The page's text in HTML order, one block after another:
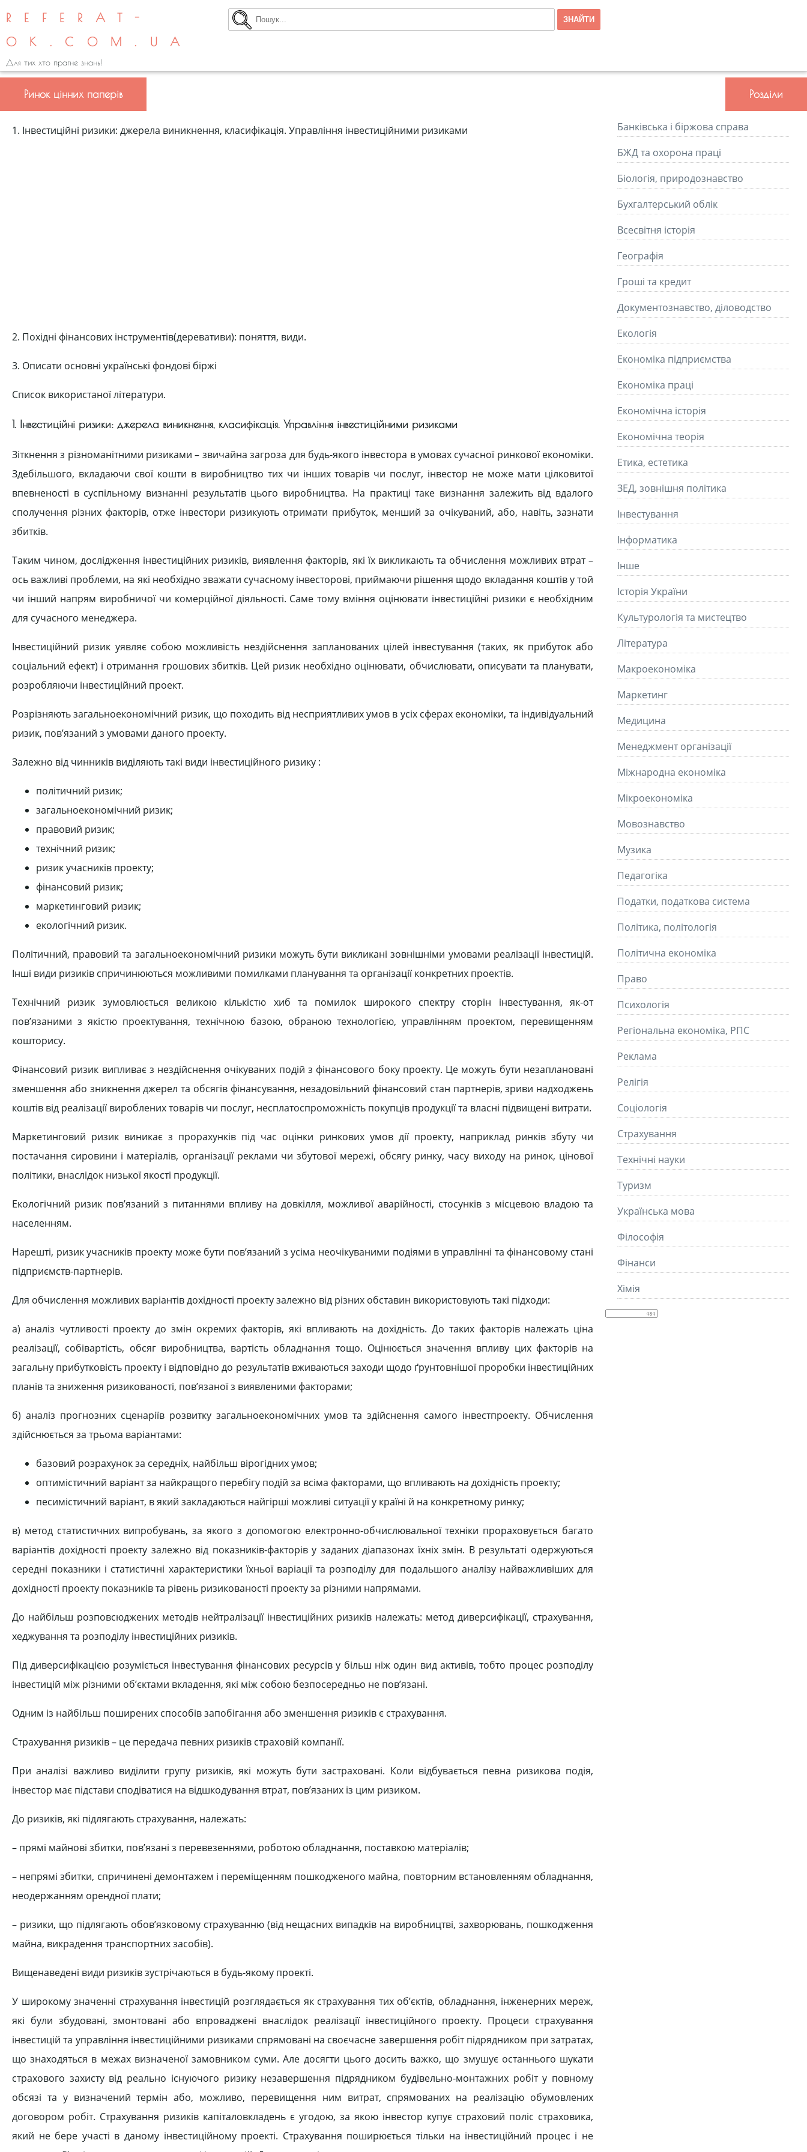
REFERAT-
OK.COM.UA
Для тих хто прагне знань!
Ринок цінних паперів
1. Інвестиційні ризики: джерела виникнення, класифікація. Управління інвестиційними ризиками
2. Похідні фінансових інструментів(деревативи): поняття, види.
3. Описати основні українські фондові біржі
Список використаної літератури.
1. Інвестиційні ризики: джерела виникнення, класифікація. Управління інвестиційними ризиками
Зіткнення з різноманітними ризиками – звичайна загроза для будь-якого інвестора в умовах сучасної ринкової економіки.
Здебільшого, вкладаючи свої кошти в виробництво тих чи інших товарів чи послуг, інвестор не може мати цілковитої
впевненості в суспільному визнанні результатів цього виробництва. На практиці таке визнання залежить від вдалого
сполучення різних факторів, отже інвестори ризикують отримати прибуток, менший за очікуваний, або, навіть, зазнати
збитків.
Таким чином, дослідження інвестиційних ризиків, виявлення факторів, які їх викликають та обчислення можливих втрат –
ось важливі проблеми, на які необхідно зважати сучасному інвесторові, приймаючи рішення щодо вкладання коштів у той
чи інший напрям виробничої чи комерційної діяльності. Саме тому вміння оцінювати інвестиційні ризики є необхідним
для сучасного менеджера.
Інвестиційний ризик уявляє собою можливість нездійснення запланованих цілей інвестування (таких, як прибуток або
соціальний ефект) і отримання грошових збитків. Цей ризик необхідно оцінювати, обчислювати, описувати та планувати,
розробляючи інвестиційний проект.
Розрізняють загальноекономічний ризик, що походить від несприятливих умов в усіх сферах економіки, та індивідуальний
ризик, пов’язаний з умовами даного проекту.
Залежно від чинників виділяють такі види інвестиційного ризику :
політичний ризик;
загальноекономічний ризик;
правовий ризик;
технічний ризик;
ризик учасників проекту;
фінансовий ризик;
маркетинговий ризик;
екологічний ризик.
Політичний, правовий та загальноекономічний ризики можуть бути викликані зовнішніми умовами реалізації інвестицій.
Інші види ризиків спричинюються можливими помилками планування та організації конкретних проектів.
Технічний ризик зумовлюється великою кількістю хиб та помилок широкого спектру сторін інвестування, як-от
пов’язаними з якістю проектування, технічною базою, обраною технологією, управлінням проектом, перевищенням
кошторису.
Фінансовий ризик випливає з нездійснення очікуваних подій з фінансового боку проекту. Це можуть бути незаплановані
зменшення або зникнення джерел та обсягів фінансування, незадовільний фінансовий стан партнерів, зриви надходжень
коштів від реалізації вироблених товарів чи послуг, несплатоспроможність покупців продукції та власні підвищені витрати.
Маркетинговий ризик виникає з прорахунків під час оцінки ринкових умов дії проекту, наприклад ринків збуту чи
постачання сировини і матеріалів, організації реклами чи збутової мережі, обсягу ринку, часу виходу на ринок, цінової
політики, внаслідок низької якості продукції.
Екологічний ризик пов’язаний з питаннями впливу на довкілля, можливої аварійності, стосунків з місцевою владою та
населенням.
Нарешті, ризик учасників проекту може бути пов’язаний з усіма неочікуваними подіями в управлінні та фінансовому стані
підприємств-партнерів.
Для обчислення можливих варіантів дохідності проекту залежно від різних обставин використовують такі підходи:
а) аналіз чутливості проекту до змін окремих факторів, які впливають на дохідність. До таких факторів належать ціна
реалізації, собівартість, обсяг виробництва, вартість обладнання тощо. Оцінюється значення впливу цих факторів на
загальну прибутковість проекту і відповідно до результатів вживаються заходи щодо ґрунтовнішої проробки інвестиційних
планів та зниження ризикованості, пов’язаної з виявленими факторами;
б) аналіз прогнозних сценаріїв розвитку загальноекономічних умов та здійснення самого інвестпроекту. Обчислення
здійснюється за трьома варіантами:
базовий розрахунок за середніх, найбільш вірогідних умов;
оптимістичний варіант за найкращого перебігу подій за всіма факторами, що впливають на дохідність проекту;
песимістичний варіант, в який закладаються найгірші можливі ситуації у країні й на конкретному ринку;
в) метод статистичних випробувань, за якого з допомогою електронно-обчислювальної техніки прораховується багато
варіантів дохідності проекту залежно від показників-факторів у заданих діапазонах їхніх змін. В результаті одержуються
середні показники і статистичні характеристики їхньої варіації та розподілу для подальшого аналізу найважливіших для
дохідності проекту показників та рівень ризикованості проекту за різними напрямами.
До найбільш розповсюджених методів нейтралізації інвестиційних ризиків належать: метод диверсифікації, страхування,
хеджування та розподілу інвестиційних ризиків.
Під диверсифікацією розуміється інвестування фінансових ресурсів у більш ніж один вид активів, тобто процес розподілу
інвестицій між різними об’єктами вкладення, які між собою безпосередньо не пов’язані.
Одним із найбільш поширених способів запобігання або зменшення ризиків є страхування.
Страхування ризиків – це передача певних ризиків страховій компанії.
При аналізі важливо виділити групу ризиків, які можуть бути застраховані. Коли відбувається певна ризикова подія,
інвестор має підстави сподіватися на відшкодування втрат, пов’язаних із цим ризиком.
До ризиків, які підлягають страхування, належать:
– прямі майнові збитки, пов’язані з перевезеннями, роботою обладнання, поставкою матеріалів;
– непрямі збитки, спричинені демонтажем і переміщенням пошкодженого майна, повторним встановленням обладнання,
неодержанням орендної плати;
– ризики, що підлягають обов’язковому страхуванню (від нещасних випадків на виробництві, захворювань, пошкодження
майна, викрадення транспортних засобів).
Вищенаведені види ризиків зустрічаються в будь-якому проекті.
У широкому значенні страхування інвестицій розглядається як страхування тих об’єктів, обладнання, інженерних мереж,
які були збудовані, змонтовані або впроваджені внаслідок реалізації інвестиційного проекту. Процеси страхування
інвестицій та управління інвестиційними ризиками спрямовані на своєчасне завершення робіт підрядником при затратах,
що знаходяться в межах визначеної замовником суми. Але досягти цього досить важко, що змушує останнього шукати
страхового захисту від реально існуючого ризику незавершення підрядником будівельно-монтажних робіт у повному
обсязі та у визначений термін або, можливо, перевищення ним витрат, спрямованих на реалізацію обумовлених
договором робіт. Страхування ризиків капіталовкладень є угодою, за якою інвестор купує страховий поліс страховика,
який не бере участі в даному інвестиційному проекті. Страхування поширюється тільки на інвестиційний процес і не
Розділи
Банківська і біржова справа
БЖД та охорона праці
Біологія, природознавство
Бухгалтерський облік
Всесвітня історія
Географія
Гроші та кредит
Документознавство, діловодство
Екологія
Економіка підприємства
Економіка праці
Економічна історія
Економічна теорія
Етика, естетика
ЗЕД, зовнішня політика
Інвестування
Інформатика
Інше
Історія України
Культурологія та мистецтво
Літературa
Макроекономіка
Маркетинг
Медицина
Менеджмент організації
Міжнародна економіка
Мікроекономіка
Мовознавство
Музика
Педагогіка
Податки, податкова система
Політика, політологія
Політична економіка
Право
Психологія
Регіональна економіка, РПС
Реклама
Релігія
Соціологія
Страхування
Технічні науки
Туризм
Українська мова
Філософія
Фінанси
Хімія